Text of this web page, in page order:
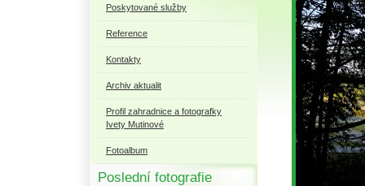
Poskytované služby
Reference
Kontakty
Archiv aktualit
Profil zahradnice a fotografky
Ivety Mutinové
Fotoalbum
Poslední fotografie